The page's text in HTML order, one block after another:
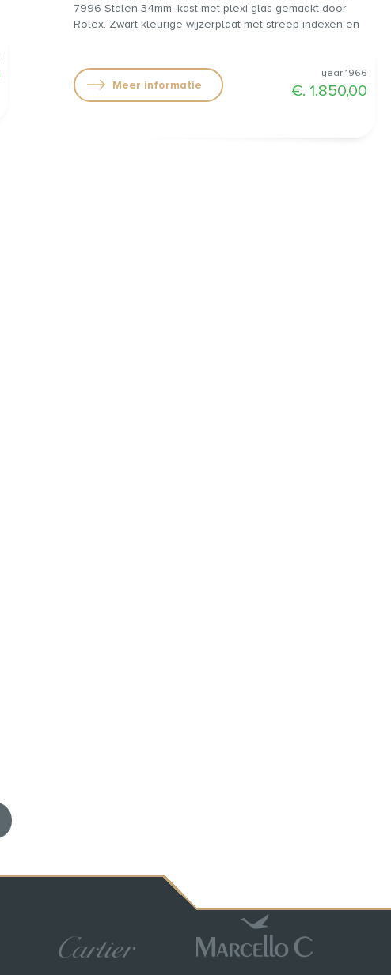
7996 Stalen 34mm. kast met plexi glas gemaakt door
Rolex. Zwart kleurige wijzerplaat met streep-indexen en
545XXX uit jaar 1966. €. 1.850,00
year 1966
€. 1.850,00
Meer informatie